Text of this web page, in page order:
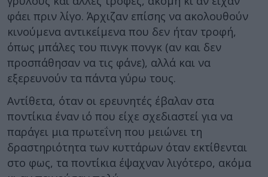
φάει πριν λίγο. Άρχιζαν επίσης να ακολουθούν
κινούμενα αντικείμενα που δεν ήταν τροφή,
όπως μπάλες του πινγκ πονγκ (αν και δεν
προσπάθησαν να τις φάνε), αλλά και να
εξερευνούν τα πάντα γύρω τους.
Αντίθετα, όταν οι ερευνητές έβαλαν στα
ποντίκια έναν ιό που είχε σχεδιαστεί για να
παράγει μια πρωτεΐνη που μειώνει τη
δραστηριότητα των κυττάρων όταν εκτίθενται
στο φως, τα ποντίκια έψαχναν λιγότερο, ακόμα